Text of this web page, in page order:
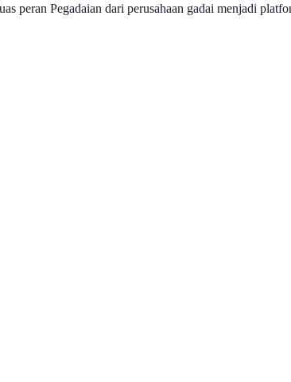
peran Pegadaian dari perusahaan gadai menjadi